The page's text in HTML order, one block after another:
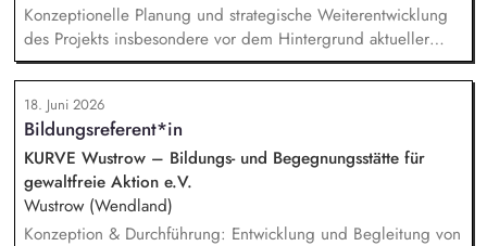
Konzeptionelle Planung und strategische Weiterentwicklung
des Projekts insbesondere vor dem Hintergrund aktueller
politischer Entwicklungen in den Projektregionen,
Öffentlichkeitsarbeit Print und web in Deutsch und Englisch,
Vertretung des Projekts bei Vorträgen, Netzwerk- u.
Fundraisingveranstaltungen, Weiterentwicklung des
Privatspendenfundraisings, regelmäßige Kommunikation mit
und das Gewinnen von (neuen) Spender*innen, Organisation
und Begleitung der etwa jährlich stattfindenden
Dialogseminare.
18. Juni 2026
Bildungsreferent*in
KURVE Wustrow – Bildungs- und Begegnungsstätte für
gewaltfreie Aktion e.V.
Wustrow (Wendland)
Konzeption & Durchführung: Entwicklung und Begleitung von